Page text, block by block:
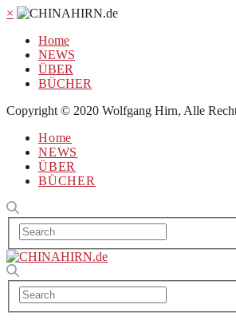
×
Home
NEWS
ÜBER
BÜCHER
Copyright © 2020 Wolfgang Hirn, Alle
Home
NEWS
ÜBER
BÜCHER